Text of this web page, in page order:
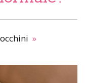
»